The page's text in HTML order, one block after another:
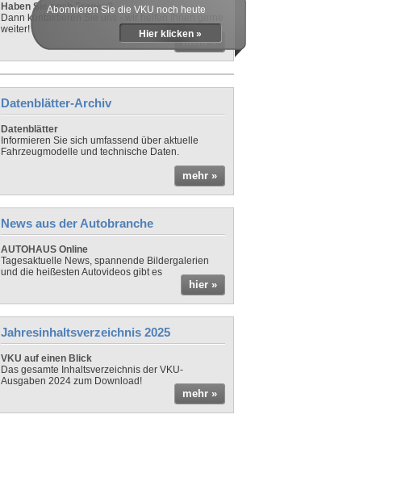
Haben Sie noch Fragen?
Dann kontaktieren Sie uns - wir helfen Ihnen gerne
weiter!
mehr »
Abonnieren Sie die VKU noch heute
Hier klicken »
Datenblätter-Archiv
Datenblätter
Informieren Sie sich umfassend über aktuelle
Fahrzeugmodelle und technische Daten.
mehr »
News aus der Autobranche
AUTOHAUS Online
Tagesaktuelle News, spannende Bildergalerien
und die heißesten Autovideos gibt es
hier »
Jahresinhaltsverzeichnis 2025
VKU auf einen Blick
Das gesamte Inhaltsverzeichnis der VKU-
Ausgaben 2024 zum Download!
mehr »